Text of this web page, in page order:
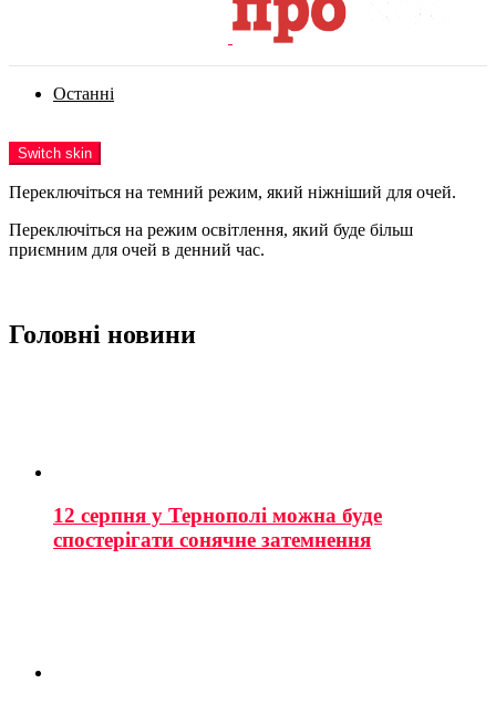
Останні
Switch skin
Переключіться на темний режим, який ніжніший для очей.
Переключіться на режим освітлення, який буде більш
приємним для очей в денний час.
Головні новини
12 серпня у Тернополі можна буде
спостерігати сонячне затемнення